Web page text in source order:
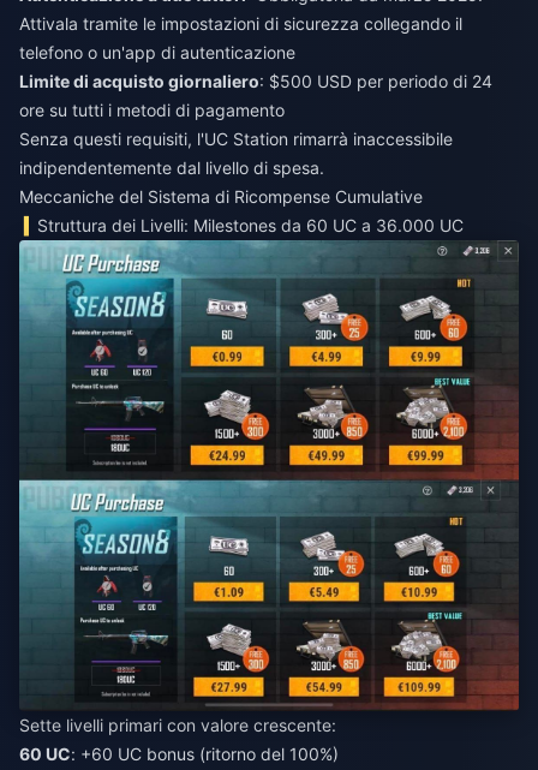
Attivala tramite le impostazioni di sicurezza collegando il
telefono o un'app di autenticazione
Limite di acquisto giornaliero: $500 USD per periodo di 24
ore su tutti i metodi di pagamento
Senza questi requisiti, l'UC Station rimarrà inaccessibile
indipendentemente dal livello di spesa.
Meccaniche del Sistema di Ricompense Cumulative
Struttura dei Livelli: Milestones da 60 UC a 36.000 UC
Sette livelli primari con valore crescente:
60 UC: +60 UC bonus (ritorno del 100%)